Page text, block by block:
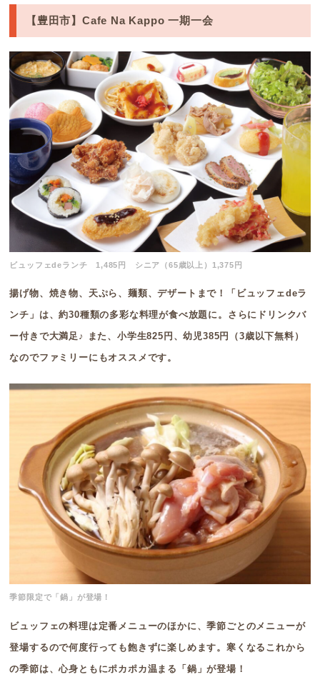
【豊田市】Cafe Na Kappo 一期一会
ビュッフェdeランチ 1,485円 シニア（65歳以上）1,375円
揚げ物、焼き物、天ぷら、麺類、デザートまで！「ビュッフェdeラ
ンチ」は、約30種類の多彩な料理が食べ放題に。さらにドリンクバ
ー付きで大満足♪ また、小学生825円、幼児385円（3歳以下無料）
なのでファミリーにもオススメです。
季節限定で「鍋」が登場！
ビュッフェの料理は定番メニューのほかに、季節ごとのメニューが
登場するので何度行っても飽きずに楽しめます。寒くなるこれから
の季節は、心身ともにポカポカ温まる「鍋」が登場！